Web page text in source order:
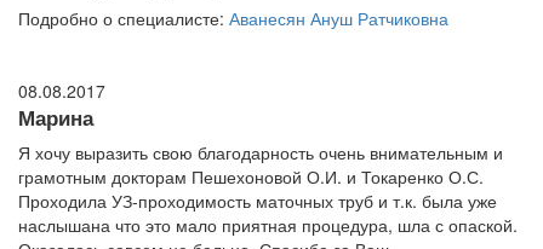
Подробно о специалисте: Аванесян Ануш Ратчиковна
08.08.2017
Марина
Я хочу выразить свою благодарность очень внимательным и
грамотным докторам Пешехоновой О.И. и Токаренко О.С.
Проходила УЗ-проходимость маточных труб и т.к. была уже
наслышана что это мало приятная процедура, шла с опаской.